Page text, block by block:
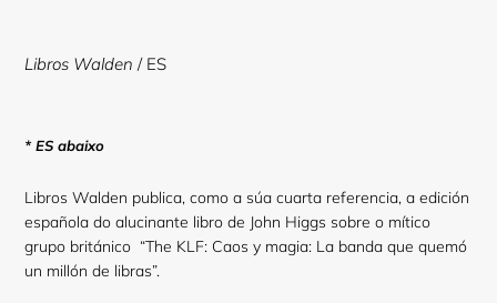
product
Libros Walden / ES
* ES abaixo
Libros Walden publica, como a súa cuarta referencia, a edición
española do alucinante libro de John Higgs sobre o mítico
grupo británico “The KLF: Caos y magia: La banda que quemó
un millón de libras”.